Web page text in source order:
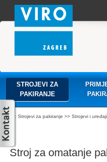
STROJEVI ZA
PAKIRANJE
: Strojevi za pakiranje >> Strojevi i
Stroj za omatanje